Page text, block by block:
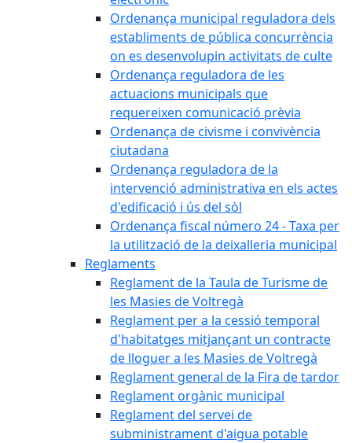
Ordenança municipal reguladora dels
establiments de pública concurrència
on es desenvolupin activitats de culte
Ordenança reguladora de les
actuacions municipals que
requereixen comunicació prèvia
Ordenança de civisme i convivència
ciutadana
Ordenança reguladora de la
intervenció administrativa en els actes
d'edificació i ús del sòl
Ordenança fiscal número 24 - Taxa per
la utilització de la deixalleria municipal
Reglaments
Reglament de la Taula de Turisme de
les Masies de Voltregà
Reglament per a la cessió temporal
d'habitatges mitjançant un contracte
de lloguer a les Masies de Voltregà
Reglament general de la Fira de tardor
Reglament orgànic municipal
Reglament del servei de
subministrament d'aigua potable